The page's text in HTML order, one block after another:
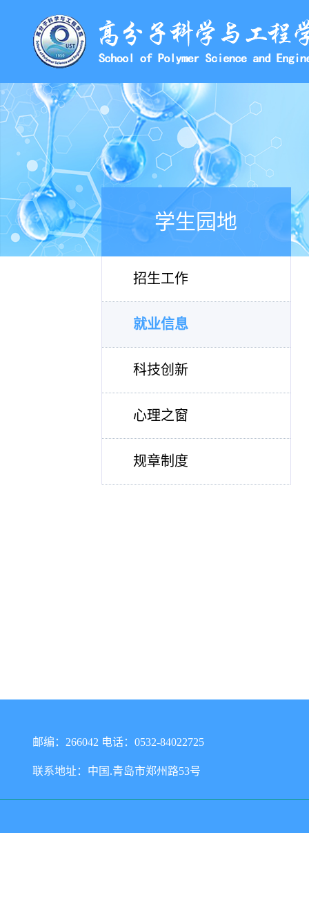
学生园地
招生工作
就业信息
科技创新
心理之窗
规章制度
邮编：266042 电话：0532-84022725
联系地址：中国.青岛市郑州路53号